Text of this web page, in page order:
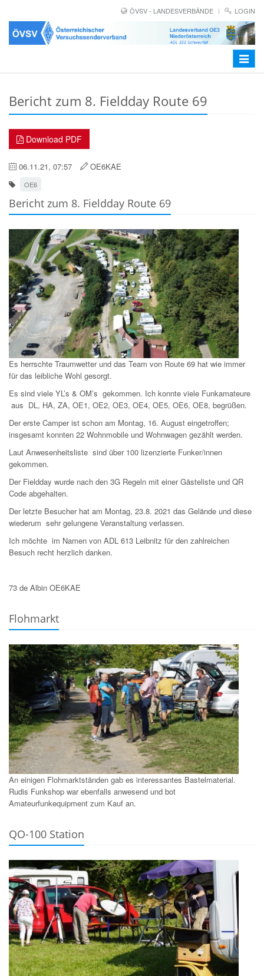
ÖVSV - LANDESVERBÄNDE LOGIN
Toggle
Bericht zum 8. Fieldday Route 69
Download PDF
06.11.21, 07:57 OE6KAE
OE6
Bericht zum 8. Fieldday Route 69
Es herrschte Traumwetter und das Team von Route 69 hat wie immer
für das leibliche Wohl gesorgt.
Es sind viele YL’s & OM’s gekommen. Ich konnte viele Funkamateure
aus DL, HA, ZA, OE1, OE2, OE3, OE4, OE5, OE6, OE8, begrüßen.
Der erste Camper ist schon am Montag, 16. August eingetroffen;
insgesamt konnten 22 Wohnmobile und Wohnwagen gezählt werden.
Laut Anwesenheitsliste sind über 100 lizenzierte Funker/innen
gekommen.
Der Fieldday wurde nach den 3G Regeln mit einer Gästeliste und QR
Code abgehalten.
Der letzte Besucher hat am Montag, 23.8. 2021 das Gelände und diese
wiederum sehr gelungene Veranstaltung verlassen.
Ich möchte im Namen von ADL 613 Leibnitz für den zahlreichen
Besuch recht herzlich danken.
73 de Albin OE6KAE
Flohmarkt
An einigen Flohmarktständen gab es interessantes Bastelmaterial.
Rudis Funkshop war ebenfalls anwesend und bot
Amateurfunkequipment zum Kauf an.
QO-100 Station